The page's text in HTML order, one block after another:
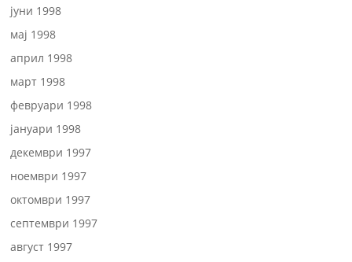
јуни 1998
мај 1998
април 1998
март 1998
февруари 1998
јануари 1998
декември 1997
ноември 1997
октомври 1997
септември 1997
август 1997